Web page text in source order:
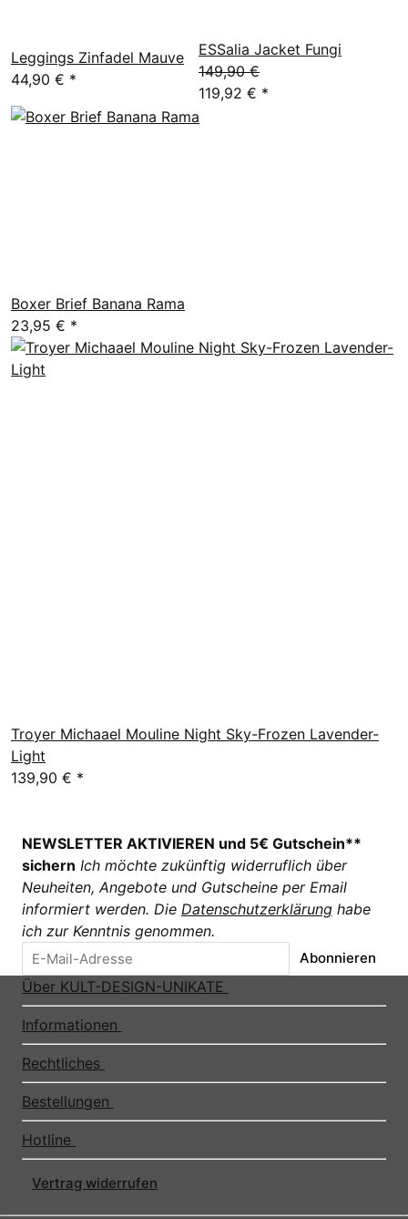
Leggings Zinfadel Mauve
44,90 € *
ESSalia Jacket Fungi
149,90 €
119,92 € *
Boxer Brief Banana Rama
23,95 € *
Troyer Michaael Mouline Night Sky-Frozen Lavender-
Light
139,90 € *
NEWSLETTER AKTIVIEREN und 5€ Gutschein**
sichern Ich möchte zukünftig widerruflich über
Neuheiten, Angebote und Gutscheine per Email
informiert werden. Die Datenschutzerklärung habe
ich zur Kenntnis genommen.
Abonnieren
Über KULT-DESIGN-UNIKATE
Informationen
Rechtliches
Bestellungen
Hotline
Vertrag widerrufen